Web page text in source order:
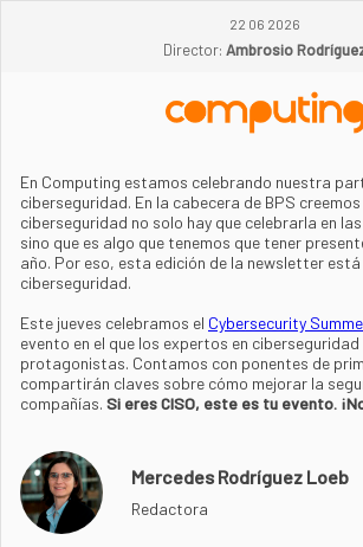
22 06 2026
Director: Ambrosio
En Computing estamos celebrando nuestra
ciberseguridad. En la cabecera de BPS creemos
ciberseguridad no solo hay que celebrarla en
sino que es algo que tenemos que tener
año. Por eso, esta edición de la newsletter
ciberseguridad.
Este jueves celebramos el Cybersecurity
evento en el que los expertos en ciberseguridad
protagonistas. Contamos con ponentes de
compartirán claves sobre cómo mejorar la
compañías. Si eres CISO, este es tu evento.
Mercedes Rodríguez Loeb
Redactora